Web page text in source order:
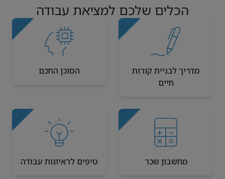
הכלים שלכם למציאת עבודה
מדריך לבניית קורות
חיים
הסוכן החכם
מחשבון שכר טיפים לראיונות עבודה